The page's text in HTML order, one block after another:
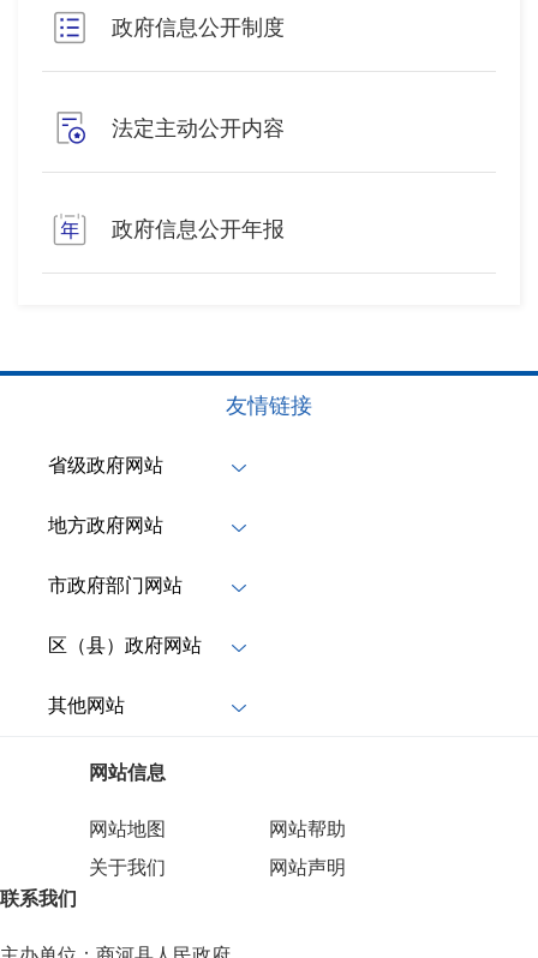
政府信息公开制度
法定主动公开内容
政府信息公开年报
友情链接
省级政府网站
地方政府网站
市政府部门网站
区（县）政府网站
其他网站
网站信息
网站地图
网站帮助
关于我们
网站声明
联系我们